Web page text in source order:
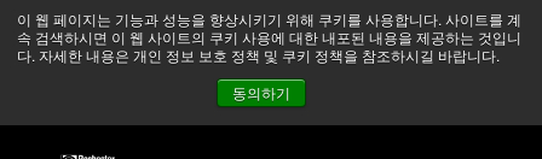
이 웹 페이지는 기능과 성능을 향상시키기 위해 쿠키를 사용합니다. 사이트를 계
속 검색하시면 이 웹 사이트의 쿠키 사용에 대한 내포된 내용을 제공하는 것입니
다. 자세한 내용은 개인 정보 보호 정책 및 쿠키 정책을 참조하시길 바랍니다.
동의하기
츠
건
중동 지역 상황을 지속적으로 주시하고 있으며, 모든 서비스는
정상적으로 운영되고 있습니다. 더 읽어보기 →
뉴스
문의하기